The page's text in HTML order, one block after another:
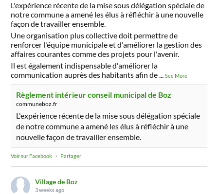
L'expérience récente de la mise sous délégation spéciale de
notre commune a amené les élus à réfléchir à une nouvelle
façon de travailler ensemble.
Une organisation plus collective doit permettre de
renforcer l'équipe municipale et d'améliorer la gestion des
affaires courantes comme des projets pour l'avenir.
Il est également indispensable d'améliorer la
communication auprès des habitants afin de...See More
Règlement intérieur conseil municipal de Boz
communeboz.fr
L'expérience récente de la mise sous délégation spéciale
de notre commune a amené les élus à réfléchir à une
nouvelle façon de travailler ensemble.
Voir sur Facebook · Partager
Village de Boz
3 weeks ago